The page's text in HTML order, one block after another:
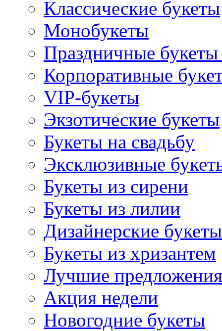
Классические букеты
Монобукеты
Праздничные букеты
Корпоративные
VIP-букеты
Экзотические букеты
Букеты на свадьбу
Эксклюзивные
Букеты из сирени
Букеты из лилии
Дизайнерские
Букеты из хризантем
Лучшие предложения
Акция недели
Новогодние букеты